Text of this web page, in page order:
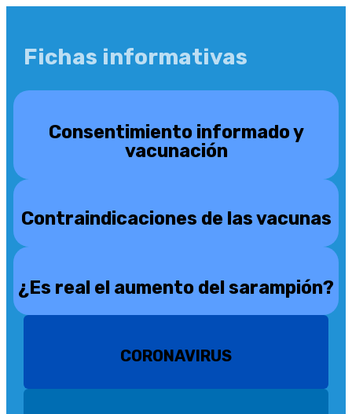
Fichas informativas
Consentimiento informado y
vacunación
Contraindicaciones de las vacunas
¿Es real el aumento del sarampión?
CORONAVIRUS